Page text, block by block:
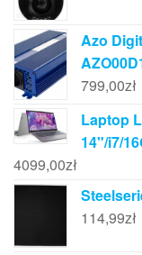
Azo
799,00zł
Laptop
14"/i7/
4099,00zł
114,99zł